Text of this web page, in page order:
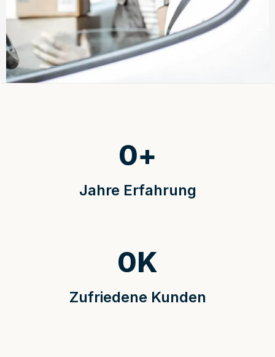
Jahre Erfahrung
0+
Zufriedene Kunden
0K